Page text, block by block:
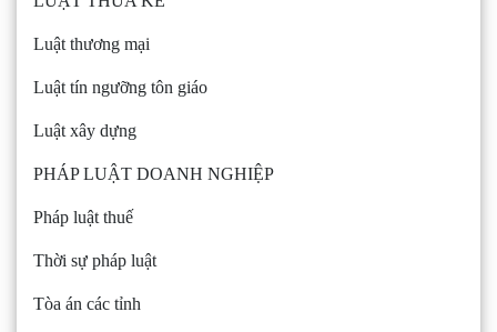
Luật thương mại
Luật tín ngưỡng tôn giáo
Luật xây dựng
PHÁP LUẬT DOANH NGHIỆP
Pháp luật thuế
Thời sự pháp luật
Tòa án các tỉnh